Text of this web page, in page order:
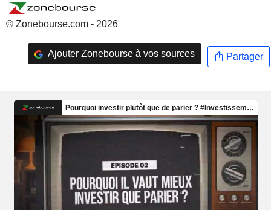
© Zonebourse.com - 2026
Ajouter Zonebourse à vos sources Partager